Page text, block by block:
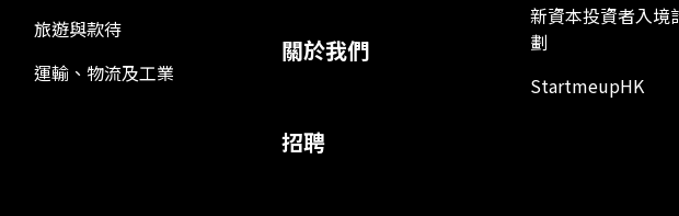
旅遊與款待
運輸、物流及工業
關於我們
招聘
新資本投資者入境
劃
StartmeupHK